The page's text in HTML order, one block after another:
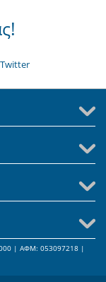
Twitter
| AΦΜ: 053097218 |